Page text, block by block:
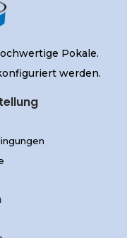
Pokale.
werden.